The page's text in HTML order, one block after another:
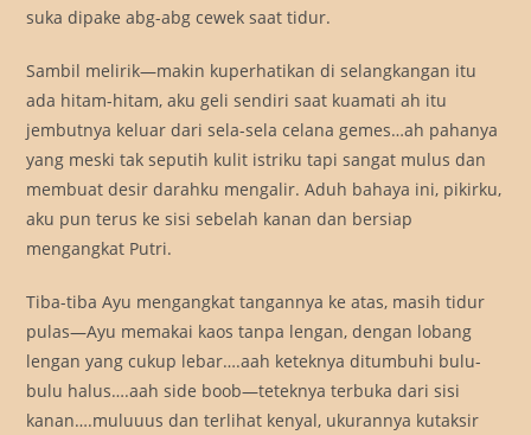
suka dipake abg-abg cewek saat tidur.
Sambil melirik—makin kuperhatikan di selangkangan itu
ada hitam-hitam, aku geli sendiri saat kuamati ah itu
jembutnya keluar dari sela-sela celana gemes…ah pahanya
yang meski tak seputih kulit istriku tapi sangat mulus dan
membuat desir darahku mengalir. Aduh bahaya ini, pikirku,
aku pun terus ke sisi sebelah kanan dan bersiap
mengangkat Putri.
Tiba-tiba Ayu mengangkat tangannya ke atas, masih tidur
pulas—Ayu memakai kaos tanpa lengan, dengan lobang
lengan yang cukup lebar….aah keteknya ditumbuhi bulu-
bulu halus….aah side boob—teteknya terbuka dari sisi
kanan….muluuus dan terlihat kenyal, ukurannya kutaksir